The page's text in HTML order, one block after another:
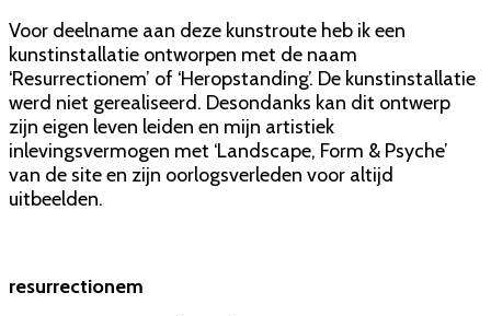
Voor deelname aan deze kunstroute heb ik een
kunstinstallatie ontworpen met de naam
‘Resurrectionem’ of ‘Heropstanding’. De kunstinstallatie
werd niet gerealiseerd. Desondanks kan dit ontwerp
zijn eigen leven leiden en mijn artistiek
inlevingsvermogen met ‘Landscape, Form & Psyche’
van de site en zijn oorlogsverleden voor altijd
uitbeelden.
resurrectionem